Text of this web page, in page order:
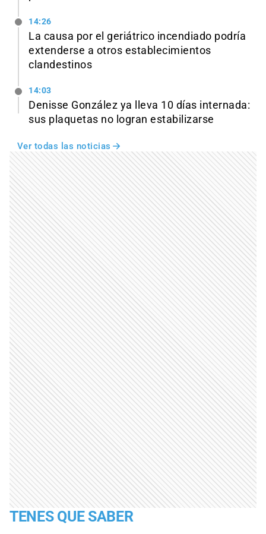
14:26
La causa por el geriátrico incendiado podría
extenderse a otros establecimientos
clandestinos
14:03
Denisse González ya lleva 10 días internada:
sus plaquetas no logran estabilizarse
Ver todas las noticias
TENES QUE SABER